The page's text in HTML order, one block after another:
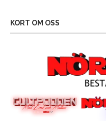
KORT OM OSS